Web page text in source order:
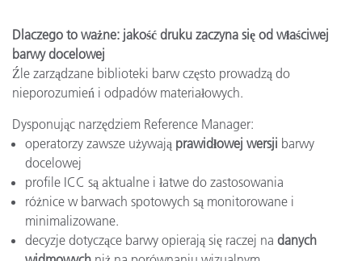
Dlaczego to ważne: jakość druku zaczyna się od właściwej
barwy docelowej
Źle zarządzane biblioteki barw często prowadzą do
nieporozumień i odpadów materiałowych.
Dysponując narzędziem Reference Manager:
operatorzy zawsze używają prawidłowej wersji barwy
docelowej
profile ICC są aktualne i łatwe do zastosowania
różnice w barwach spotowych są monitorowane i
minimalizowane.
decyzje dotyczące barwy opierają się raczej na danych